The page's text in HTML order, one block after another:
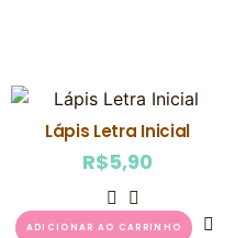
Lápis Letra Inicial
R$5,90
ADICIONAR AO CARRINHO